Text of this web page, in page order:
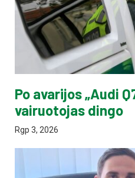
Po avarijos „Audi
vairuotojas dingo
Rgp 3, 2026